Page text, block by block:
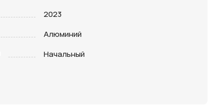
2023
Алюминий
Начальный